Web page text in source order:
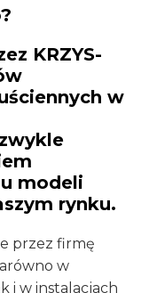
KRZYS-
w
modeli
rynku.
przez firmę
w
i w instalacjach